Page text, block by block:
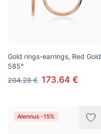
Gold rings-earrings, Red Gold
585°
204.28 € 173.64 €
Alennus -15%